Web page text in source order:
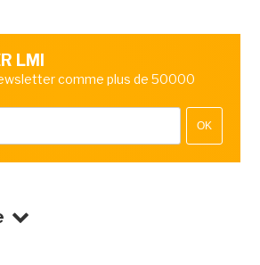
LMI
comme plus de 50000
OK